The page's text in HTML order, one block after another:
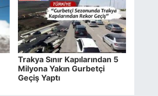
Trakya Sınır Kapılarından 5
Milyona Yakın Gurbetçi
Geçiş Yaptı